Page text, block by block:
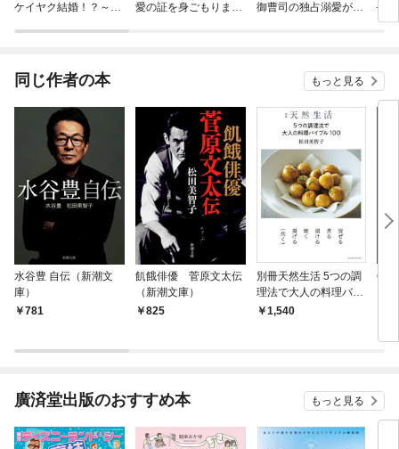
ケイヤク結婚！？～
愛の証を身ごもりまし
御曹司の独占溺愛が始
—た
す
同じ作者の本 もっと見る
水谷豊 自伝（新潮文
庫）
781
飢餓俳優 菅原文太伝
（新潮文庫）
825
別冊天然生活 5つの調
理法で大人の料理バイ
ブル100
1,540
65
廣済堂出版のおすすめ本 もっと見る